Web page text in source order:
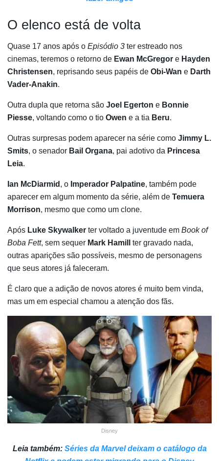
O elenco está de volta
Quase 17 anos após o Episódio 3 ter estreado nos
cinemas, teremos o retorno de Ewan McGregor e Hayden
Christensen, reprisando seus papéis de Obi-Wan e Darth
Vader-Anakin.
Outra dupla que retorna são Joel Egerton e Bonnie
Piesse, voltando como o tio Owen e a tia Beru.
Outras surpresas podem aparecer na série como Jimmy L.
Smits, o senador Bail Organa, pai adotivo da Princesa
Leia.
Ian McDiarmid , o Imperador Palpatine, também pode
aparecer em algum momento da série, além de Temuera
Morrison, mesmo que como um clone.
Após Luke Skywalker ter voltado a juventude em Book of
Boba Fett, sem sequer Mark Hamill
ter gravado nada,
outras aparições são possíveis, mesmo de personagens
que seus atores já faleceram.
É claro que a adição de novos atores é muito bem vinda,
mas um em especial chamou a atenção dos fãs.
Disney
Leia também: Séries da Marvel deixam o catálogo da